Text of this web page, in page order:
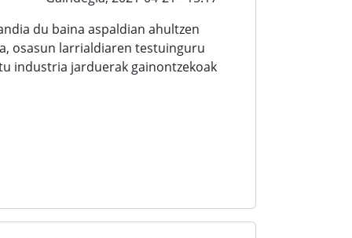
du baina aspaldian ahultzen
osasun larrialdiaren testuinguru
industria jarduerak gainontzekoak